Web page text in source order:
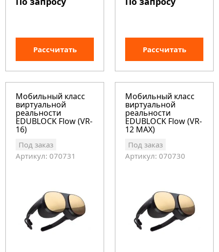
Рассчитать Рассчитать
Мобильный класс
виртуальной
реальности
EDUBLOCK Flow (VR-
16)
Под заказ
Артикул: 070731
Мобильный класс
виртуальной
реальности
EDUBLOCK Flow (VR-
12 MAX)
Под заказ
Артикул: 070730